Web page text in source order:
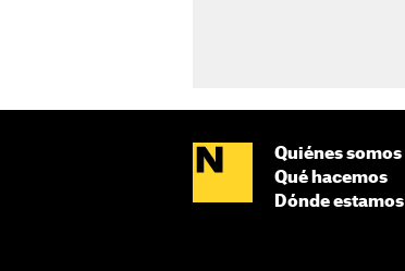
Quiénes somos
Qué hacemos
Dónde estamos